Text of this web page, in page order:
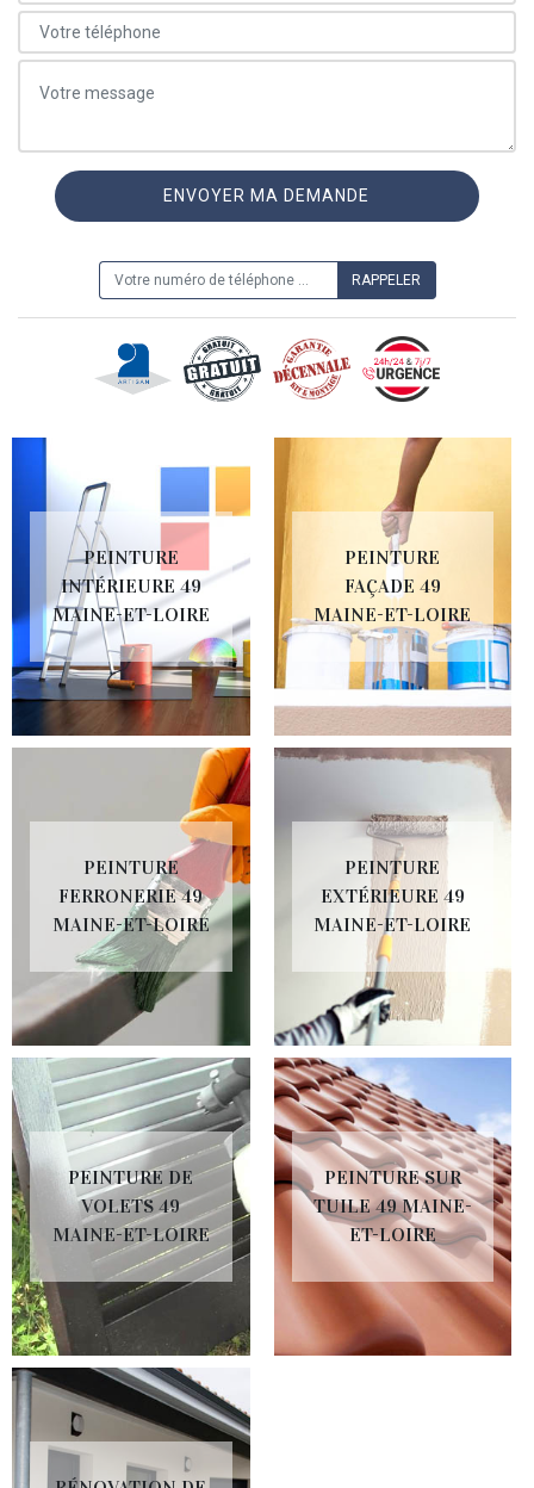
PEINTURE
INTÉRIEURE 49
MAINE-ET-LOIRE
PEINTURE
FAÇADE 49
MAINE-ET-LOIRE
PEINTURE
FERRONERIE 49
MAINE-ET-LOIRE
PEINTURE
EXTÉRIEURE 49
MAINE-ET-LOIRE
PEINTURE DE
VOLETS 49
MAINE-ET-LOIRE
PEINTURE SUR
TUILE 49 MAINE-
ET-LOIRE